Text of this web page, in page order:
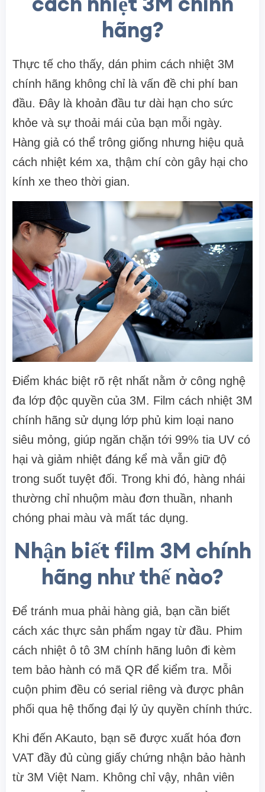
hãng?
Thực tế cho thấy, dán phim cách nhiệt 3M
chính hãng không chỉ là vấn đề chi phí ban
đầu. Đây là khoản đầu tư dài hạn cho sức
khỏe và sự thoải mái của bạn mỗi ngày.
Hàng giả có thể trông giống nhưng hiệu quả
cách nhiệt kém xa, thậm chí còn gây hại cho
kính xe theo thời gian.
Điểm khác biệt rõ rệt nhất nằm ở công nghệ
đa lớp độc quyền của 3M. Film cách nhiệt 3M
chính hãng sử dụng lớp phủ kim loại nano
siêu mỏng, giúp ngăn chặn tới 99% tia UV có
hại và giảm nhiệt đáng kể mà vẫn giữ độ
trong suốt tuyệt đối. Trong khi đó, hàng nhái
thường chỉ nhuộm màu đơn thuần, nhanh
chóng phai màu và mất tác dụng.
Nhận biết film 3M chính
hãng như thế nào?
Để tránh mua phải hàng giả, bạn cần biết
cách xác thực sản phẩm ngay từ đầu. Phim
cách nhiệt ô tô 3M chính hãng luôn đi kèm
tem bảo hành có mã QR để kiểm tra. Mỗi
cuộn phim đều có serial riêng và được phân
phối qua hệ thống đại lý ủy quyền chính thức.
Khi đến AKauto, bạn sẽ được xuất hóa đơn
VAT đầy đủ cùng giấy chứng nhận bảo hành
từ 3M Việt Nam. Không chỉ vậy, nhân viên